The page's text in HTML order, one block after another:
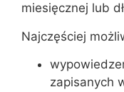
miesięcznej lub
Najczęściej
zapisanych